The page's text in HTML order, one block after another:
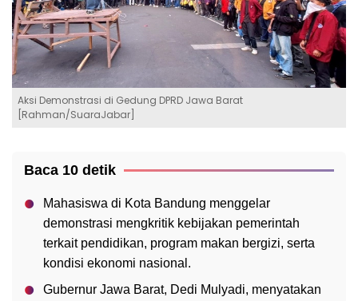
Aksi Demonstrasi di Gedung DPRD Jawa Barat
[Rahman/SuaraJabar]
Baca 10 detik
Mahasiswa di Kota Bandung menggelar
demonstrasi mengkritik kebijakan pemerintah
terkait pendidikan, program makan bergizi, serta
kondisi ekonomi nasional.
Gubernur Jawa Barat, Dedi Mulyadi, menyatakan